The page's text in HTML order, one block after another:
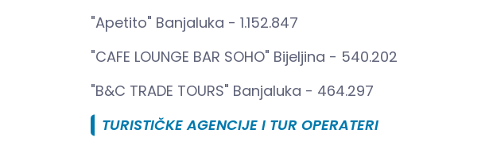
"Apetito" Banjaluka - 1.152.847
"CAFE LOUNGE BAR SOHO" Bijeljina - 540.202
"B&C TRADE TOURS" Banjaluka - 464.297
TURISTIČKE AGENCIJE I TUR OPERATERI